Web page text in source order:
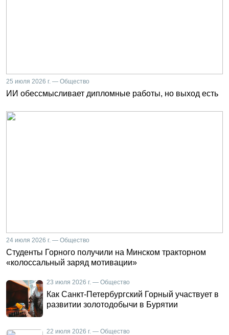
25 июля 2026 г. — Общество
ИИ обессмысливает дипломные работы, но выход есть
24 июля 2026 г. — Общество
Студенты Горного получили на Минском тракторном
«колоссальный заряд мотивации»
23 июля 2026 г. — Общество
Как Санкт-Петербургский Горный участвует в
развитии золотодобычи в Бурятии
22 июля 2026 г. — Общество